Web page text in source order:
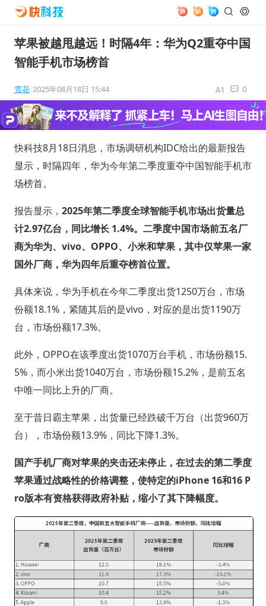
苹果被越甩越远！时隔4年：华为Q2重夺中国
智能手机市场榜首
雪花 2025年08月18日 15:44 0
快科技8月18日消息，市场调研机构IDC给出的最新报告
显示，时隔四年，华为今年第二季度重夺中国智能手机市
场榜首。
报告显示， 2025年第二季度全球智能手机市场出货量总
计2.97亿台，同比增长 1.4%。二季度中国市场前五名厂
商为华为、vivo、OPPO、小米和苹果，其中仅苹果一家
国外厂商，华为四年后重夺榜首位置。
具体来说，华为手机在今年二季度出货1250万台，市场
份额18.1%，紧随其后的是vivo，对应的是出货1190万
台，市场份额17.3%。
此外，OPPO在该季度出货1070万台手机，市场份额15.
5%，而小米出货1040万台，市场份额15.2%，是前五名
中唯一同比上升的厂商。
至于昔日霸主苹果，出货量已经跌破千万台（出货960万
台），市场份额13.9%，同比下降1.3%。
国产手机厂商对苹果的夹击还未停止，在过去的第二季度
苹果通过战略性的价格调整，使特定的iPhone 16和16 P
ro版本有资格获得政府补贴，缩小了其下降幅度。